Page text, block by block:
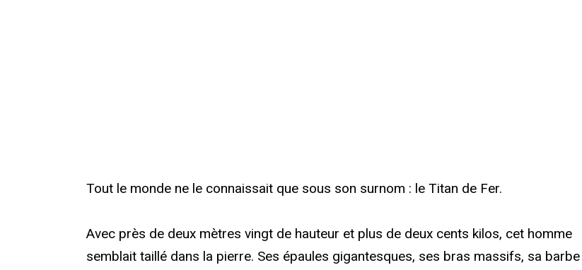
Tout le monde ne le connaissait que sous son surnom : le Titan de Fer.
Avec près de deux mètres vingt de hauteur et plus de deux cents kilos, cet homme
semblait taillé dans la pierre. Ses épaules gigantesques, ses bras massifs, sa barbe